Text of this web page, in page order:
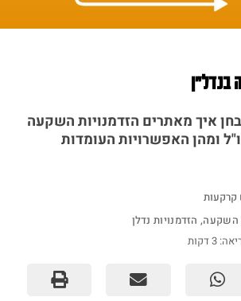
בנדל"ן
איך מאתרים הזדמנויות השקעה
ומהן האפשרויות העומדות
קרקעות
השקעה, הזדמנויות נדלן
3דקות